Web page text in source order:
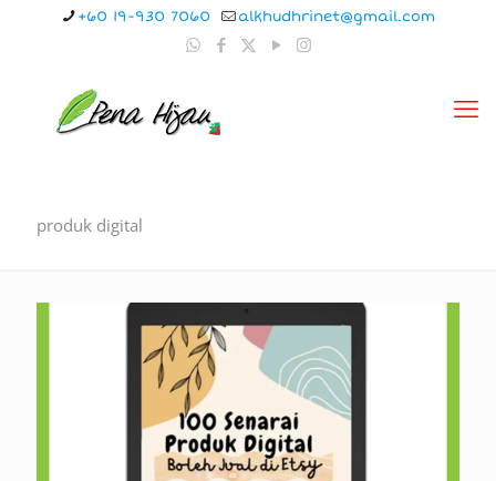
+60 19-930 7060 alkhudhrinet@gmail.com
produk digital